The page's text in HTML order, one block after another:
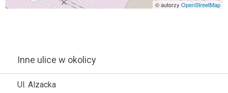
© autorzy OpenStreetMap
Inne ulice w okolicy
Ul. Alzacka